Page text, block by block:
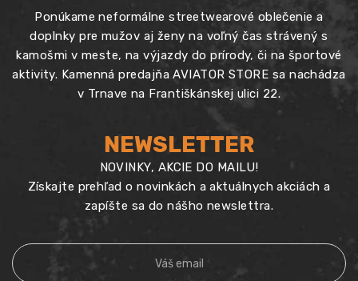
Ponúkame neformálne streetwearové oblečenie a
doplnky pre mužov aj ženy na voľný čas strávený s
kamošmi v meste, na výjazdy do prírody, či na športové
aktivity. Kamenná predajňa AVIATOR STORE sa nachádza
v Trnave na Františkánskej ulici 22.
NEWSLETTER
NOVINKY, AKCIE DO MAILU!
Získajte prehľad o novinkách a aktuálnych akciách a
zapíšte sa do nášho newslettra.